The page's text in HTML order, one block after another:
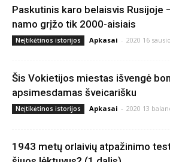
Paskutinis karo belaisvis Rusijoje
namo grįžo tik 2000-aisiais
Neįtikėtinos istorijos Apkasai - 2020 16 sausio
Šis Vokietijos miestas išvengė
apsimesdamas šveicarišku
Neįtikėtinos istorijos Apkasai - 2020 13
1943 metų orlaivių atpažinimo